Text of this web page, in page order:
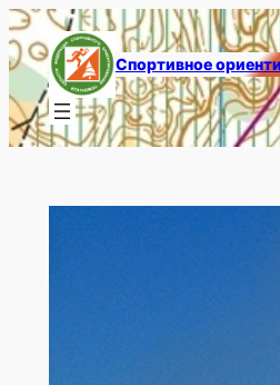
Перейти
к
содержимому
Спортивное